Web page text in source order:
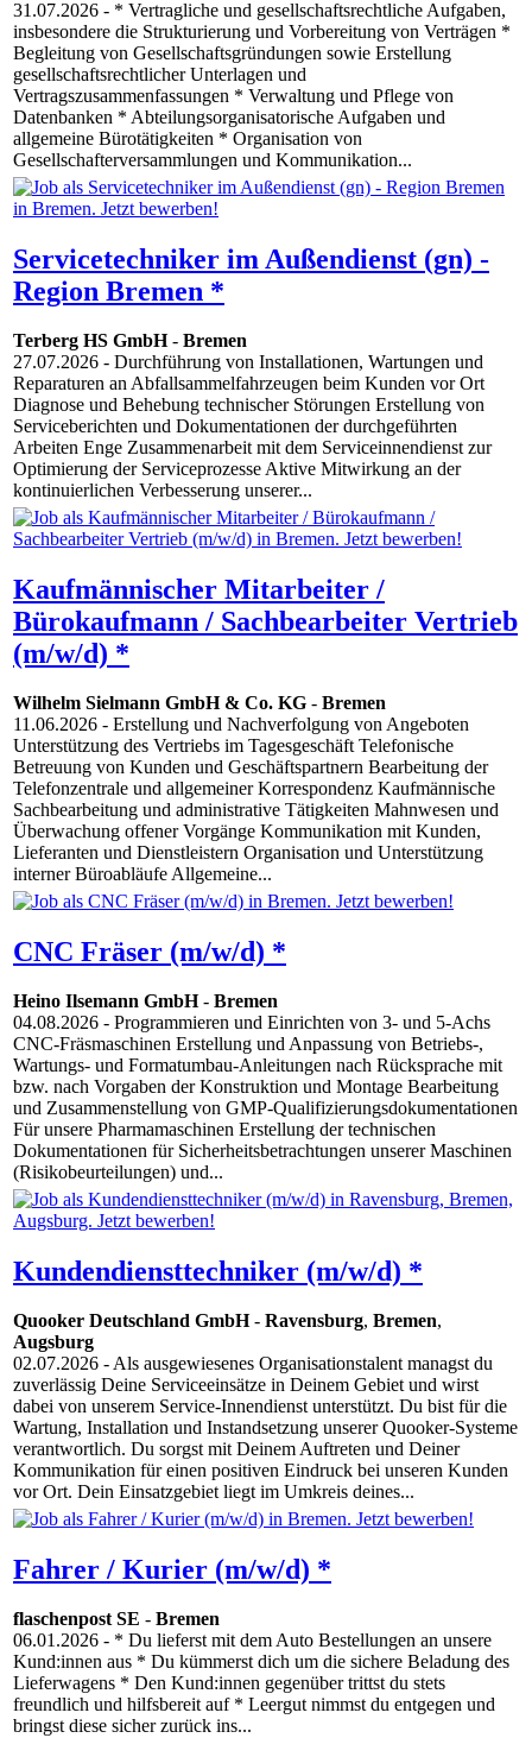
31.07.2026 - * Vertragliche und gesellschaftsrechtliche Aufgaben,
insbesondere die Strukturierung und Vorbereitung von Verträgen *
Begleitung von Gesellschaftsgründungen sowie Erstellung
gesellschaftsrechtlicher Unterlagen und
Vertragszusammenfassungen * Verwaltung und Pflege von
Datenbanken * Abteilungsorganisatorische Aufgaben und
allgemeine Bürotätigkeiten * Organisation von
Gesellschafterversammlungen und Kommunikation...
Servicetechniker im Außendienst (gn) -
Region Bremen *
Terberg HS GmbH- Bremen
27.07.2026 - Durchführung von Installationen, Wartungen und
Reparaturen an Abfallsammelfahrzeugen beim Kunden vor Ort
Diagnose und Behebung technischer Störungen Erstellung von
Serviceberichten und Dokumentationen der durchgeführten
Arbeiten Enge Zusammenarbeit mit dem Serviceinnendienst zur
Optimierung der Serviceprozesse Aktive Mitwirkung an der
kontinuierlichen Verbesserung unserer...
Kaufmännischer Mitarbeiter /
Bürokaufmann / Sachbearbeiter Vertrieb
(m/w/d) *
Wilhelm Sielmann GmbH & Co. KG - Bremen
11.06.2026 - Erstellung und Nachverfolgung von Angeboten
Unterstützung des Vertriebs im Tagesgeschäft Telefonische
Betreuung von Kunden und Geschäftspartnern Bearbeitung der
Telefonzentrale und allgemeiner Korrespondenz Kaufmännische
Sachbearbeitung und administrative Tätigkeiten Mahnwesen und
Überwachung offener Vorgänge Kommunikation mit Kunden,
Lieferanten und Dienstleistern Organisation und Unterstützung
interner Büroabläufe Allgemeine...
CNC Fräser (m/w/d) *
Heino Ilsemann GmbH- Bremen
04.08.2026 - Programmieren und Einrichten von 3- und 5-Achs
CNC-Fräsmaschinen Erstellung und Anpassung von Betriebs-,
Wartungs- und Formatumbau-Anleitungen nach Rücksprache mit
bzw. nach Vorgaben der Konstruktion und Montage Bearbeitung
und Zusammenstellung von GMP-Qualifizierungsdokumentationen
Für unsere Pharmamaschinen Erstellung der technischen
Dokumentationen für Sicherheitsbetrachtungen unserer Maschinen
(Risikobeurteilungen) und...
Kundendiensttechniker (m/w/d) *
Quooker Deutschland GmbH- Ravensburg, Bremen,
Augsburg
02.07.2026 - Als ausgewiesenes Organisationstalent managst du
zuverlässig Deine Serviceeinsätze in Deinem Gebiet und wirst
dabei von unserem Service-Innendienst unterstützt. Du bist für die
Wartung, Installation und Instandsetzung unserer Quooker-Systeme
verantwortlich. Du sorgst mit Deinem Auftreten und Deiner
Kommunikation für einen positiven Eindruck bei unseren Kunden
vor Ort. Dein Einsatzgebiet liegt im Umkreis deines...
Fahrer / Kurier (m/w/d) *
flaschenpost SE - Bremen
06.01.2026 - * Du lieferst mit dem Auto Bestellungen an unsere
Kund:innen aus * Du kümmerst dich um die sichere Beladung des
Lieferwagens * Den Kund:innen gegenüber trittst du stets
freundlich und hilfsbereit auf * Leergut nimmst du entgegen und
bringst diese sicher zurück ins...